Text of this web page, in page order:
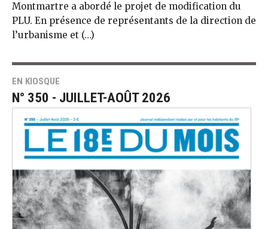
Montmartre a abordé le projet de modification du
PLU. En présence de représentants de la direction de
l’urbanisme et (…)
EN KIOSQUE
N° 350 - JUILLET-AOÛT 2026